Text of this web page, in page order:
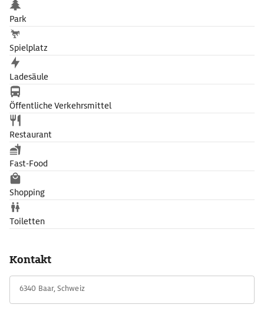
Park
Spielplatz
Ladesäule
Öffentliche Verkehrsmittel
Restaurant
Fast-Food
Shopping
Toiletten
Kontakt
6340 Baar, Schweiz